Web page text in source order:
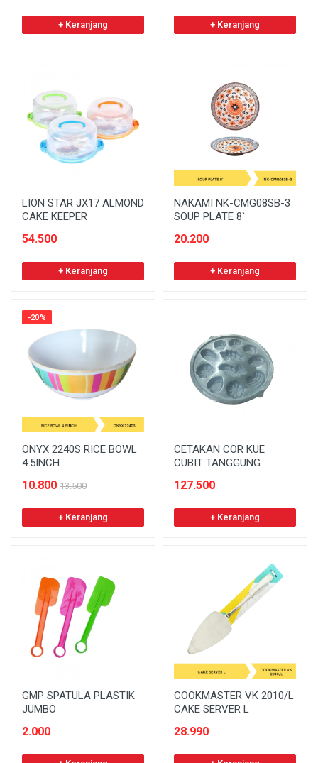
+ Keranjang + Keranjang
LION STAR JX17 ALMOND
CAKE KEEPER
54.500
+ Keranjang
NAKAMI NK-CMG08SB-3
SOUP PLATE 8`
20.200
+ Keranjang
-20%
ONYX 2240S RICE BOWL
4.5INCH
10.800 13.500
+ Keranjang
CETAKAN COR KUE
CUBIT TANGGUNG
127.500
+ Keranjang
GMP SPATULA PLASTIK
JUMBO
2.000
COOKMASTER VK 2010/L
CAKE SERVER L
28.990